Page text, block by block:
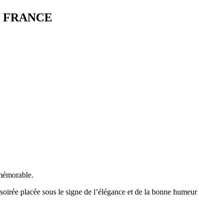
placée sous le signe de l’élégance et de la bonne humeur